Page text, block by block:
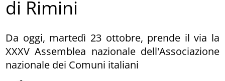
di Rimini
Da oggi, martedì 23 ottobre, prende il via la
XXXV Assemblea nazionale dell'Associazione
nazionale dei Comuni italiani